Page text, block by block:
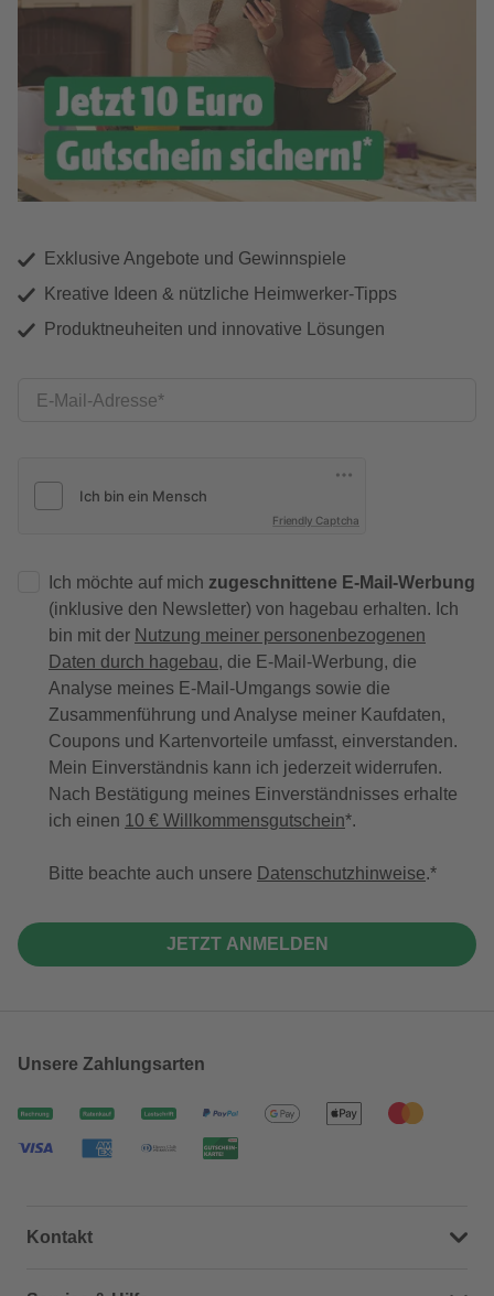
Exklusive Angebote und Gewinnspiele
Kreative Ideen & nützliche Heimwerker-Tipps
Produktneuheiten und innovative Lösungen
E-Mail-Adresse
Friendly Captcha
Ich möchte auf mich zugeschnittene E-Mail-Werbung
(inklusive den Newsletter) von hagebau erhalten. Ich
bin mit der Nutzung meiner personenbezogenen
Daten durch hagebau, die E-Mail-Werbung, die
Analyse meines E-Mail-Umgangs sowie die
Zusammenführung und Analyse meiner Kaufdaten,
Coupons und Kartenvorteile umfasst, einverstanden.
Mein Einverständnis kann ich jederzeit widerrufen.
Nach Bestätigung meines Einverständnisses erhalte
ich einen 10 € Willkommensgutschein*.
Bitte beachte auch unsere Datenschutzhinweise.
JETZT ANMELDEN
Unsere Zahlungsarten
Kontakt